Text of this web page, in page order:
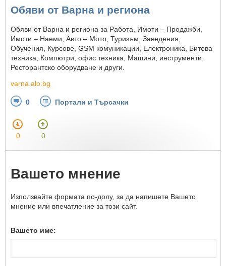
Обяви от Варна и региона
Обяви от Варна и региона за Работа, Имоти – Продажби,
Имоти – Наеми, Авто – Мото, Туризъм, Заведения,
Обучения, Курсове, GSM комуникации, Електроника, Битова
техника, Компютри, офис техника, Машини, инструменти,
Ресторантско оборудване и други.
varna.alo.bg
0 Портали и Търсачки
0 0
Вашето мнение
Използвайте формата по-долу, за да напишете Вашето
мнение или впечатление за този сайт.
Вашето име: